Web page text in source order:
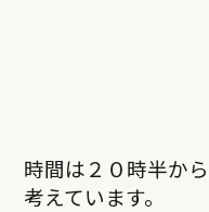
時間は２０時半か
考えています。